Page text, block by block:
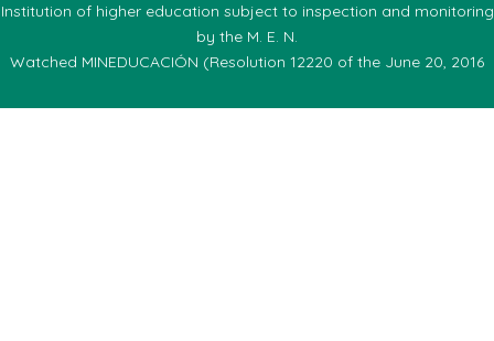
Institution of higher education subject to inspection and monitoring
by the M. E. N.
Watched MINEDUCACIÓN (Resolution 12220 of the June 20, 2016